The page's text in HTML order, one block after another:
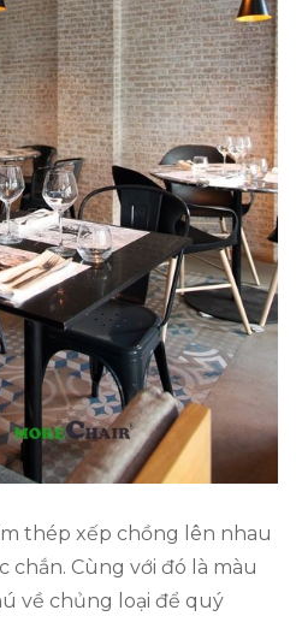
thép xếp chồng lên nhau
chắn. Cùng với đó là màu
về chủng loại để quý